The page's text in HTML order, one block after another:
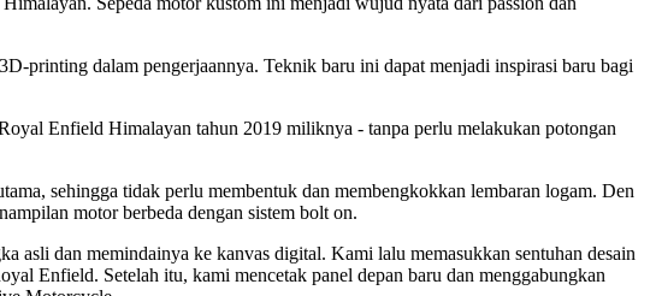
printing dalam pengerjaannya. Teknik baru ini dapat menjadi inspirasi baru bagi
Enfield Himalayan tahun 2019 miliknya - tanpa perlu melakukan potongan
sehingga tidak perlu membentuk dan membengkokkan lembaran logam. Den
motor berbeda dengan sistem bolt on.
asli dan memindainya ke kanvas digital. Kami lalu memasukkan sentuhan desain
Enfield. Setelah itu, kami mencetak panel depan baru dan menggabungkan